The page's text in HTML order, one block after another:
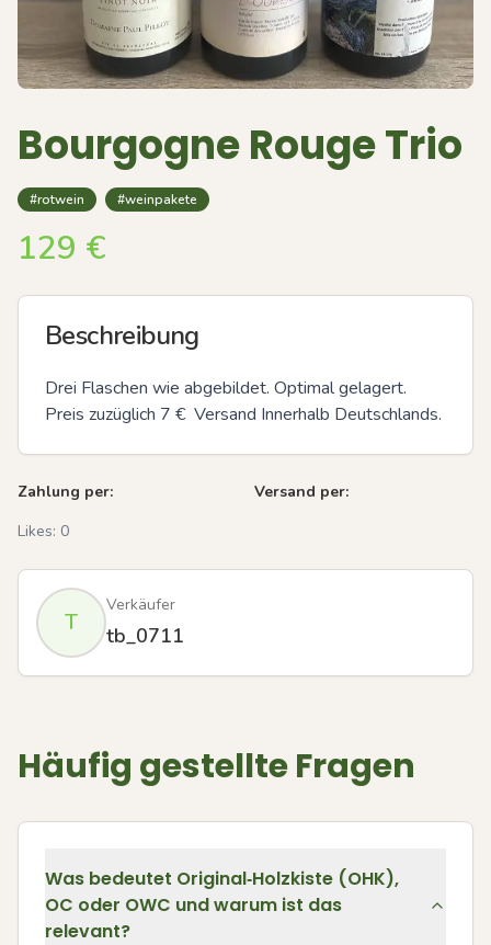
Bourgogne Rouge Trio
#rotwein #weinpakete
129 €
Beschreibung
Drei Flaschen wie abgebildet. Optimal gelagert.
Preis zuzüglich 7 €  Versand Innerhalb Deutschlands.
Zahlung per:
Versand per:
Likes: 0
T
Verkäufer
tb_0711
Häufig gestellte Fragen
Was bedeutet Original‑Holzkiste (OHK),
OC oder OWC und warum ist das
relevant?